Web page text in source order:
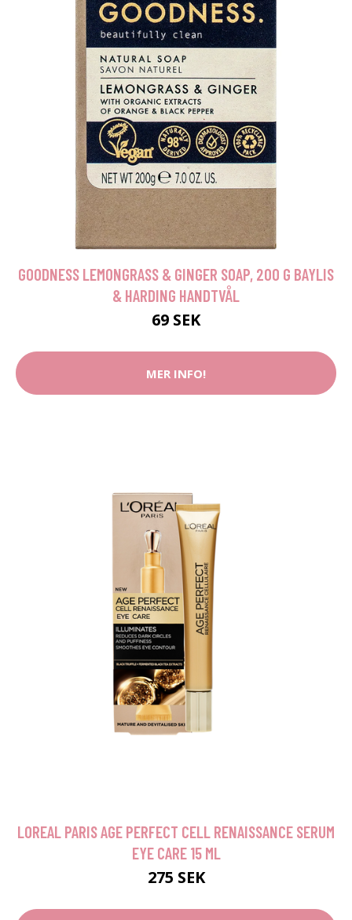
GOODNESS LEMONGRASS & GINGER SOAP, 200 G BAYLIS
& HARDING HANDTVÅL
69 SEK
MER INFO!
LOREAL PARIS AGE PERFECT CELL RENAISSANCE SERUM
EYE CARE 15 ML
275 SEK